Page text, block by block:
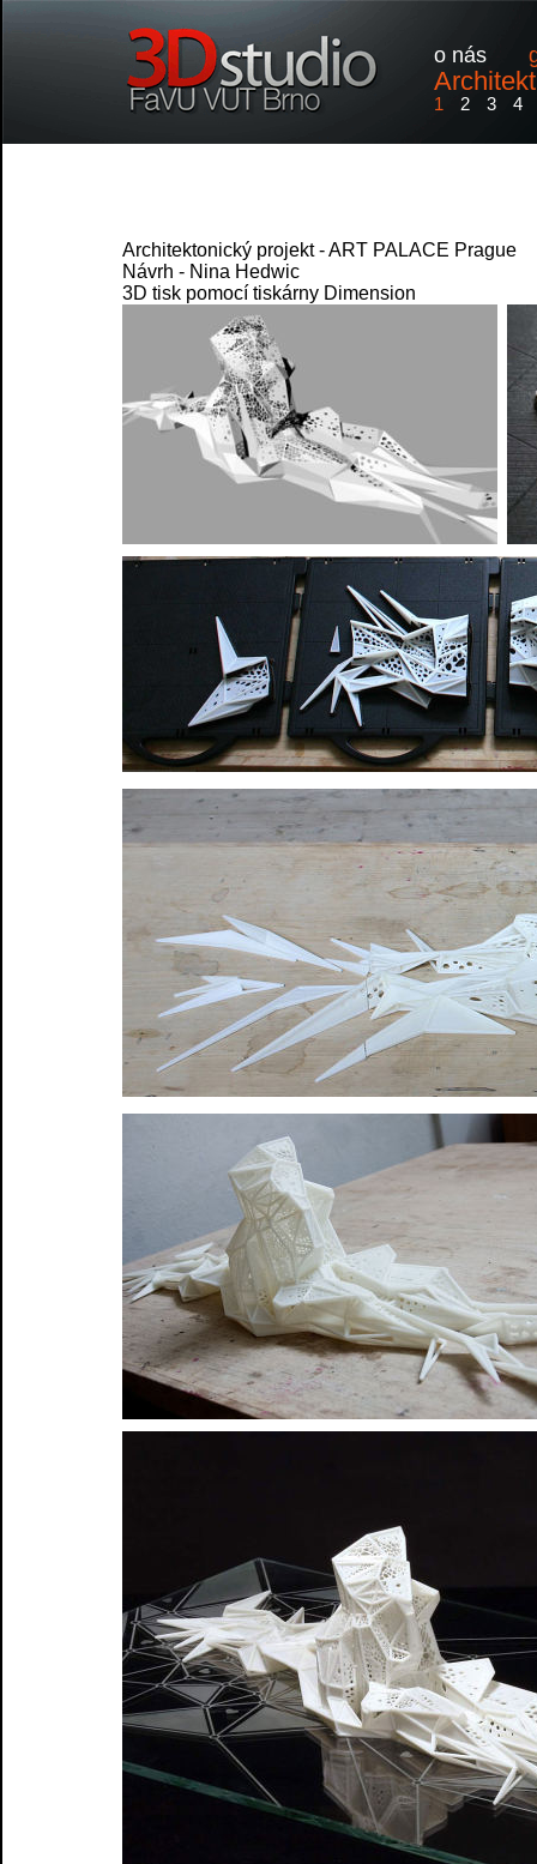
o nás
1 2 3 4
Architektonický projekt - ART PALACE Prague
Návrh - Nina Hedwic
3D tisk pomocí tiskárny Dimension